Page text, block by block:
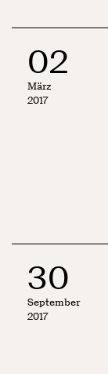
02
März
2017
30
September
2017